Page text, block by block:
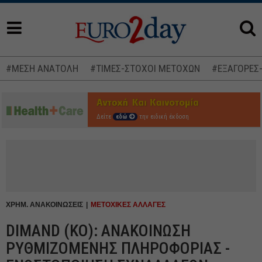
#ΜΕΣΗ ΑΝΑΤΟΛΗ #ΤΙΜΕΣ-ΣΤΟΧΟΙ ΜΕΤΟΧΩΝ
Δείτε εδώ την ειδική έκδοση
ΧΡΗΜ. ΑΝΑΚΟΙΝΩΣΕΙΣ ΜΕΤΟΧΙΚΕΣ ΑΛΛΑΓΕΣ
DIMAND (ΚΟ): ΑΝΑΚΟΙΝΩΣΗ
ΡΥΘΜΙΖΟΜΕΝΗΣ ΠΛΗΡΟΦΟΡΙΑΣ -